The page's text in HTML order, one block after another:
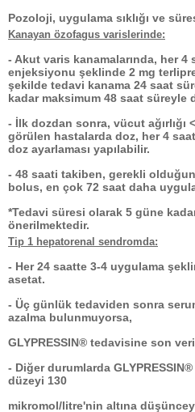
Pozoloji, uygulama sıklığı ve
Kanayan özofagus varislerinde:
- Akut varis kanamalarında, her
enjeksiyonu şeklinde 2 mg
şekilde tedavi kanama 24 saat
kadar maksimum 48 saat süreyle
- İlk dozdan sonra, vücut ağırlığı
görülen hastalarda doz, her 4
doz ayarlaması yapılabilir.
- 48 saati takiben, gerekli
bolus, en çok 72 saat daha
*Tedavi süresi olarak 5 güne
önerilmektedir.
Tip 1 hepatorenal sendromda:
- Her 24 saatte 3-4 uygulama
asetat.
- Üç günlük tedaviden sonra
azalma bulunmuyorsa,
GLYPRESSIN® tedavisine son
- Diğer durumlarda
düzeyi 130
mikromol/litre'nin altına